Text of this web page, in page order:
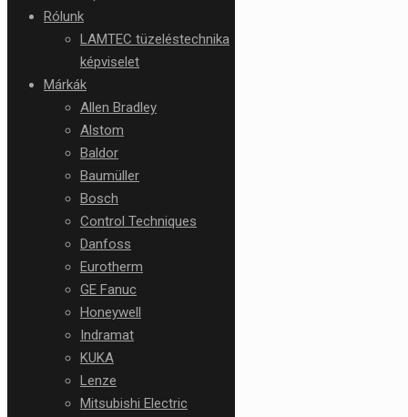
Rólunk
LAMTEC tüzeléstechnika
képviselet
Márkák
Allen Bradley
Alstom
Baldor
Baumüller
Bosch
Control Techniques
Danfoss
Eurotherm
GE Fanuc
Honeywell
Indramat
KUKA
Lenze
Mitsubishi Electric